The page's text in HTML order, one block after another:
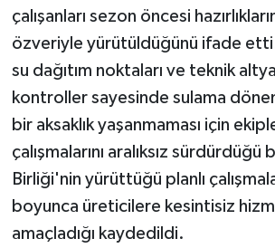
çalışanları sezon öncesi
özveriyle yürütüldüğünü ifade
su dağıtım noktaları ve teknik
kontroller sayesinde sulama
bir aksaklık yaşanmaması için
çalışmalarını aralıksız
Birliği'nin yürüttüğü planlı
boyunca üreticilere kesintisiz
amaçladığı kaydedildi.